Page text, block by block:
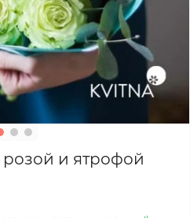
розой и ятрофой